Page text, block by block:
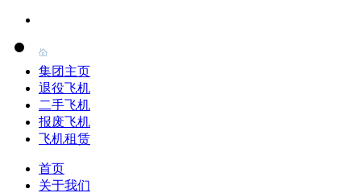
集团主页
退役飞机
二手飞机
报废飞机
飞机租赁
首页
关于我们